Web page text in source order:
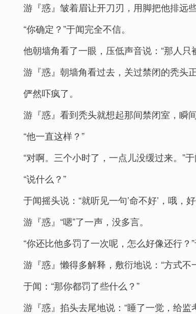
游『惑』皱着眉让开刀刃，用脚把他排远
“你确定？”于闻完全不信。
他朝墙角看了一眼，压低声音说：“那人
游『惑』朝墙角看过去，关过禁闭的秃头
俨然吓疯了。
游『惑』看到秃头就想起那间禁闭室，瞬间
“他一直这样？”
“对啊。三个小时了，一点儿没缓过来。”
“说什么？”
于闻摇头说：“就听见一句’命不好’，哦，
游『惑』“嗯”了一声，没多言。
“你还比他多罚了一次呢，怎么好像还行？”
游『惑』懒得多解释，敷衍地说：“方式不
于闻：“那你都罚了些什么？”
游『惑』掐头去尾地说：“睡了一觉，给监